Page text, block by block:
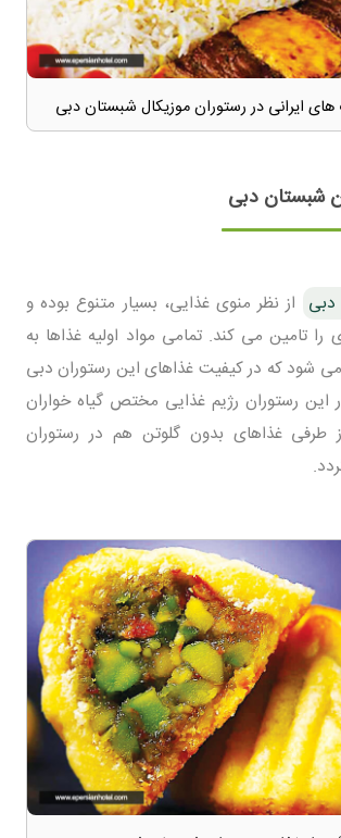
های ایرانی در رستوران موزیکال شبستان دبی
شبستان دبی
دبی از نظر منوی غذایی، بسیار متنوع بوده و
را تامین می کند. تمامی مواد اولیه غذاها به
می شود که در کیفیت غذاهای این رستوران دبی
این رستوران رژیم غذایی مختص گیاه خواران
طرفی غذاهای بدون گلوتن هم در رستوران